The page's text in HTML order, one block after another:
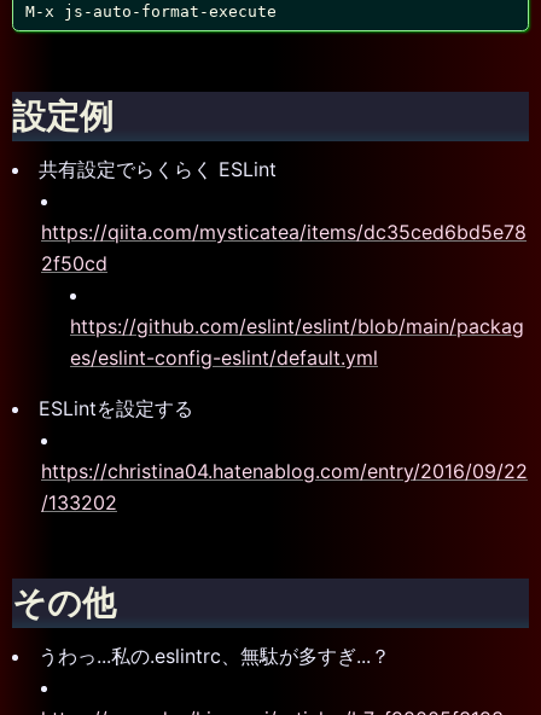
M-x js-auto-format-execute
設定例
共有設定でらくらく ESLint
https://qiita.com/mysticatea/items/dc35ced6bd5e78
2f50cd
https://github.com/eslint/eslint/blob/main/packag
es/eslint-config-eslint/default.yml
ESLintを設定する
https://christina04.hatenablog.com/entry/2016/09/22
/133202
その他
うわっ...私の.eslintrc、無駄が多すぎ...？